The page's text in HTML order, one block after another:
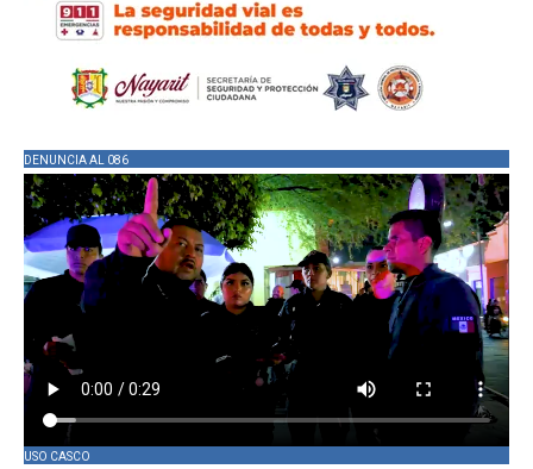
DENUNCIA AL 086
USO CASCO